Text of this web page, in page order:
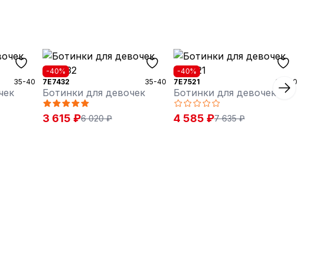
35-40
-40%
7E7432
35-40
Ботинки для девочек
3 615 ₽6 020 ₽
-40%
7E7521
36-40
Ботинки для девочек
4 585 ₽7 635 ₽